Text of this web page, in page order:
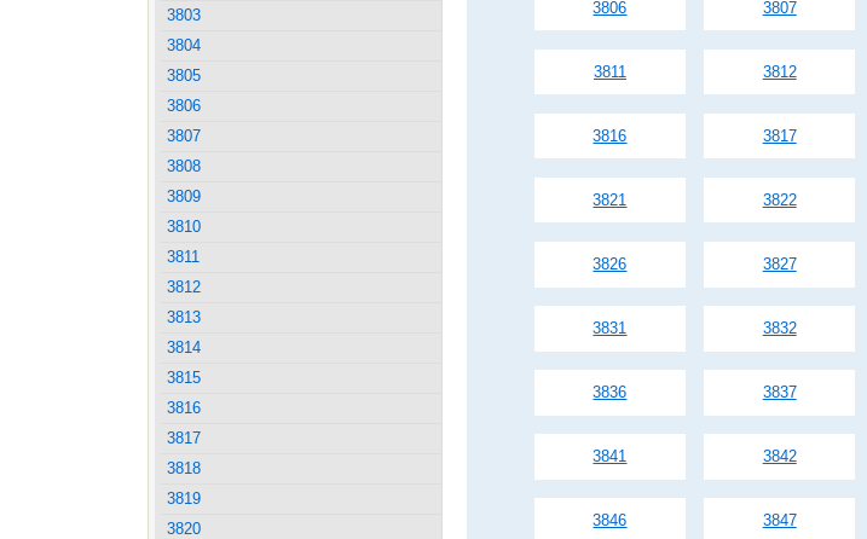
3806 3807
3811 3812
3816 3817
3821 3822
3826 3827
3831 3832
3836 3837
3841 3842
3846 3847
3803
3804
3805
3806
3807
3808
3809
3810
3811
3812
3813
3814
3815
3816
3817
3818
3819
3820